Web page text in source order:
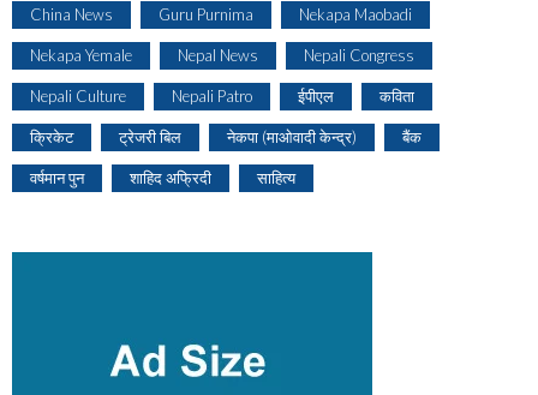
China News Guru Purnima Nekapa Maobadi
Nekapa Yemale Nepal News Nepali Congress
Nepali Culture Nepali Patro ईपीएल कविता
क्रिकेट ट्रेजरी बिल नेकपा (माओवादी केन्द्र) बैंक
वर्षमान पुन शाहिद अफ्रिदी साहित्य